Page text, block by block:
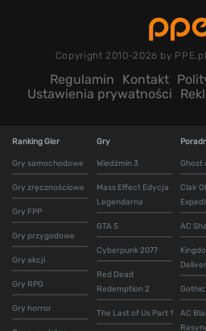
Copyright 2010-2026 by
Regulamin Kontakt
Ustawienia prywatności
Ranking Gier
Gry samochodowe
Gry zręcznościowe
Gry FPP
Gry przygodowe
Gry akcji
Gry RPG
Gry horror
Gry
Wiedźmin 3
Mass Effect Edycja
Legendarna
GTA 5
Cyberpunk 2077
Red Dead
Redemption 2
The Last of Us Part 1
Ghost
Clair
AC
Gothic
AC